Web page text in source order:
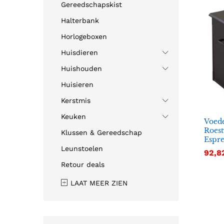
Gereedschapskist
Halterbank
Horlogeboxen
Huisdieren
Huishouden
Huisieren
Kerstmis
Keuken
Klussen & Gereedschap
Leunstoelen
Retour deals
LAAT MEER ZIEN